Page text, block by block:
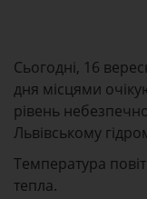
Сьогодні, 16
дня місцями
рівень
Львівському
Температура
тепла.